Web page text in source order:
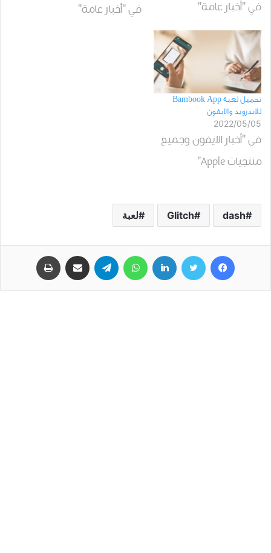
في "أخبار عامة" في "أخبار عامة"
تحميل لعبة Bambook App
للاندرويد والايفون
2022/05/05
في "أخبار الايفون وجميع
منتجيات Apple"
dash
Glitch لعبة
فيسبوك تويتر لينكدإن واتساب تيلقرام مشاركة عبر البريد